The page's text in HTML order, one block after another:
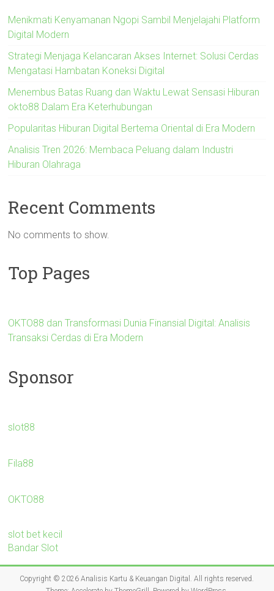
Menikmati Kenyamanan Ngopi Sambil Menjelajahi Platform
Digital Modern
Strategi Menjaga Kelancaran Akses Internet: Solusi Cerdas
Mengatasi Hambatan Koneksi Digital
Menembus Batas Ruang dan Waktu Lewat Sensasi Hiburan
okto88 Dalam Era Keterhubungan
Popularitas Hiburan Digital Bertema Oriental di Era Modern
Analisis Tren 2026: Membaca Peluang dalam Industri
Hiburan Olahraga
Recent Comments
No comments to show.
Top Pages
OKTO88 dan Transformasi Dunia Finansial Digital: Analisis
Transaksi Cerdas di Era Modern
Sponsor
slot88
Fila88
OKTO88
slot bet kecil
Bandar Slot
Copyright © 2026Analisis Kartu & Keuangan Digital
. All rights reserved.